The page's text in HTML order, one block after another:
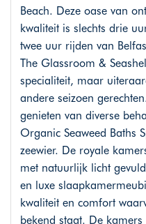
Beach. Deze oase van
kwaliteit is slechts drie
twee uur rijden van
The Glassroom &
specialiteit, maar
andere seizoen
genieten van diverse
Organic Seaweed Baths
zeewier. De royale
met natuurlijk licht
en luxe
kwaliteit en comfort
bekend staat. De